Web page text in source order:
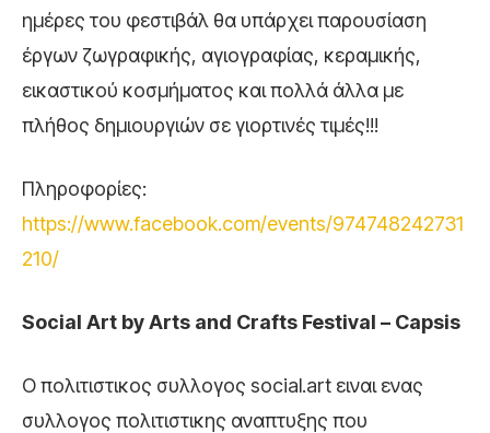
ημέρες του φεστιβάλ θα υπάρχει παρουσίαση
έργων ζωγραφικής, αγιογραφίας, κεραμικής,
εικαστικού κοσμήματος και πολλά άλλα με
πλήθος δημιουργιών σε γιορτινές τιμές!!!
Πληροφορίες:
https://www.facebook.com/events/974748242731
210/
Social Art by Arts and Crafts Festival – Capsis
Ο πολιτιστικος συλλογος social.art ειναι ενας
συλλογος πολιτιστικης αναπτυξης που